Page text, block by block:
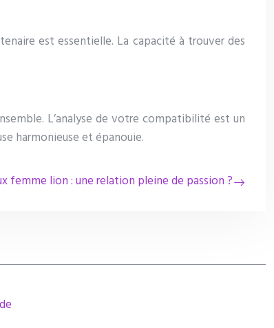
est essentielle. La capacité à trouver des
L’analyse de votre compatibilité est un
harmonieuse et épanouie.
femme lion : une relation pleine de passion ?